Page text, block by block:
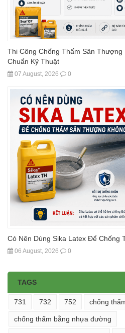
Thi Công Chống Thấm Sân Thượng
Chuẩn Kỹ Thuật
07 August, 2026 0
Có Nên Dùng Sika Latex Để Chống
06 August, 2026 0
TAGS
731 732 752 chống
chống thấm bằng nhựa đường